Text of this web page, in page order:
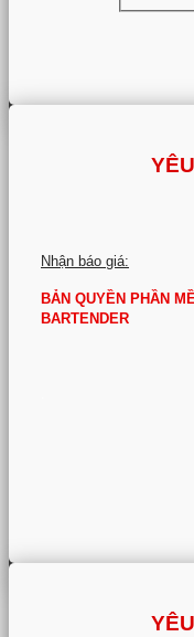
Nhận báo giá:
BẢN QUYỀN PHẦN
BARTENDER